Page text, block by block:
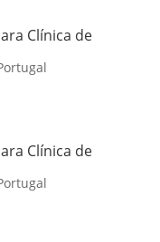
Clínica de
Clínica de